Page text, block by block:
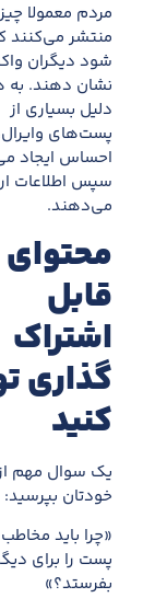
مردم معمولا
منتشر می‌کنند
شود دیگران
نشان دهند. به
دلیل بسیاری از
پست‌های وایرال،
احساس ایجاد
سپس اطلاعات
می‌دهند.
محتوای
قابل
اشتراک
گذاری
کنید
یک سوال مهم
خودتان بپرسید:
«چرا باید
پست را برای
بفرستد؟»